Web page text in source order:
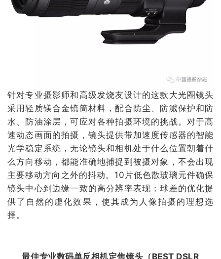
针对专业摄影师和高级发烧友设计的这款大光圈镜头
采用轻质镁合金镜筒材料，配合防尘、防溅保护和防
水、防油涂层，可应对各种拍摄环境的挑战。对于高
速动态画面的拍摄，镜头提供带加速度传感器的智能
光学稳定系统，无论镜头和相机处于什么位置朝着什
么方向移动，都能准确地捕捉到被摄对象，不会出现
主要移动方向之外的抖动。10片低色散玻璃元件确保
镜头中心到边缘一致的高分辨率表现；球差的优化提
供了自然的虚化效果，使其成为人像拍摄的理想选
择。
最佳专业数码单反相机定焦镜头（ BEST DSLR